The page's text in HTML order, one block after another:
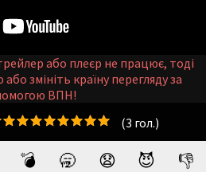
💣 🥱 😧 😈 👎
(3 гол.)
або плеєр не працює, тоді
змініть країну перегляду за
ВПН!